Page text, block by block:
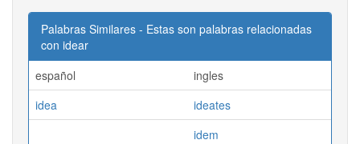
Palabras Similares - Estas son palabras relacionadas
con idear
español
ingles
idea
ideates
idem